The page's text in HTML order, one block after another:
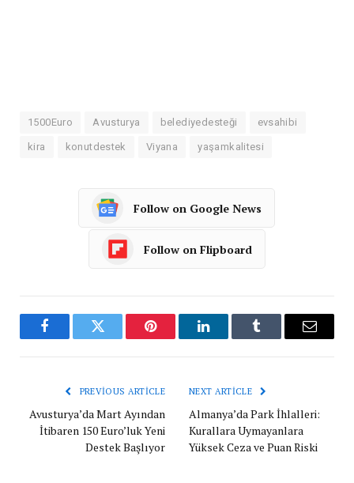
1500Euro Avusturya belediyedesteği evsahibi
kira konutdestek Viyana yaşamkalitesi
Follow on Google News
Follow on Flipboard
FacebookTwitter Pinterest LinkedInTumblr Email
PREVIOUS ARTICLE
Avusturya’da Mart Ayından
İtibaren 150 Euro’luk Yeni
Destek Başlıyor
NEXT ARTICLE
Almanya’da Park İhlalleri:
Kurallara Uymayanlara
Yüksek Ceza ve Puan Riski